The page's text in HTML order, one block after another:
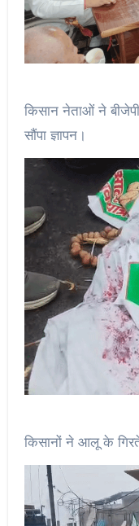
किसान नेताओं ने
सौंपा ज्ञापन।
किसानों ने आलू के गिरते